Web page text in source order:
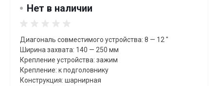
Нет в наличии
Диагональ совместимого устройства: 8 — 12 "
Ширина захвата: 140 — 250 мм
Крепление устройства: зажим
Крепление: к подголовнику
Конструкция: шарнирная